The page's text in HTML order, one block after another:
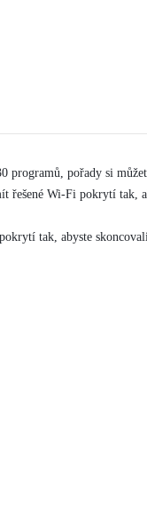
programů, pořady si
řešené Wi-Fi pokrytí tak,
tak, abyste